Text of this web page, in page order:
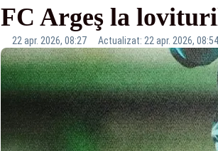
FC Argeş la
22 apr. 2026, 08:27 Actualizat: 22 apr. 2026, 08:54